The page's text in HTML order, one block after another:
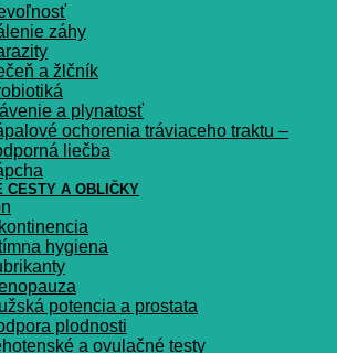
záhy
a žlčník
a plynatosť
ochorenia tráviaceho traktu –
liečba
CESTY A OBLIČKY
hygiena
potencia a prostata
plodnosti
a ovulačné testy